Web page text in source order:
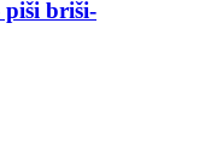
piši briši-